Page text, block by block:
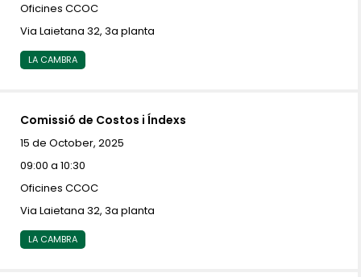
Oficines CCOC
Via Laietana 32, 3a planta
LA CAMBRA
Comissió de Costos i Índexs
15 de October, 2025
09:00 a 10:30
Oficines CCOC
Via Laietana 32, 3a planta
LA CAMBRA